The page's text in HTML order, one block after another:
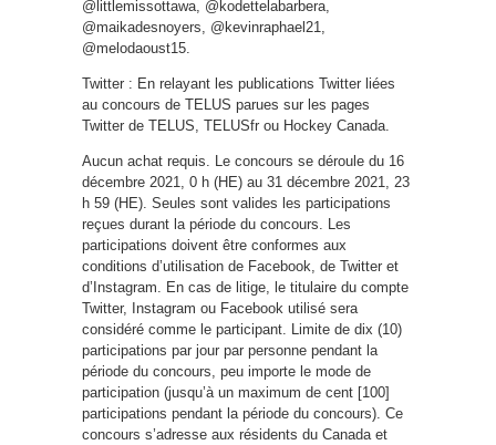
@littlemissottawa, @kodettelabarbera,
@maikadesnoyers, @kevinraphael21,
@melodaoust15.
Twitter : En relayant les publications Twitter liées
au concours de TELUS parues sur les pages
Twitter de TELUS, TELUSfr ou Hockey Canada.
Aucun achat requis. Le concours se déroule du 16
décembre 2021, 0 h (HE) au 31 décembre 2021, 23
h 59 (HE). Seules sont valides les participations
reçues durant la période du concours. Les
participations doivent être conformes aux
conditions d’utilisation de Facebook, de Twitter et
d’Instagram. En cas de litige, le titulaire du compte
Twitter, Instagram ou Facebook utilisé sera
considéré comme le participant. Limite de dix (10)
participations par jour par personne pendant la
période du concours, peu importe le mode de
participation (jusqu’à un maximum de cent [100]
participations pendant la période du concours). Ce
concours s’adresse aux résidents du Canada et